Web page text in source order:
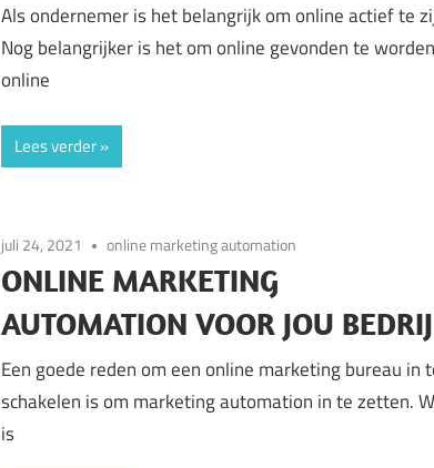
Als ondernemer is het belangrijk om online actief te
Nog belangrijker is het om online gevonden te
online
Lees verder
juli 24, 2021 online marketing automation
ONLINE MARKETING
AUTOMATION VOOR JOU
Een goede reden om een online marketing bureau in
schakelen is om marketing automation in te zetten.
is